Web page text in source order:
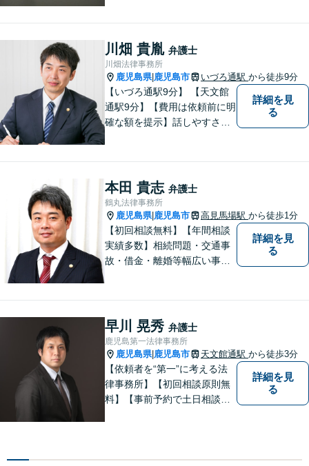
川畑 貴胤 弁護士
川畑法律事務所
鹿児島県| 鹿児島市 いづろ通駅 から徒歩9分
【いづろ通駅9分】 【天文館
通駅9分】【費用は依頼前に明
確な額を提示】話しやすさを
で、お悩みの解決に向けて丁
寧にアドバイスしていきま
す。
詳細を見
る
本田 貴志 弁護士
鶴丸法律事務所
鹿児島県| 鹿児島市 高見馬場駅 から徒歩1分
【初回相談無料】【年間相談
実績多数】相続問題・交通事
故・借金・離婚等幅広い事件
す。困ったらすぐにご相談く
ださい。
詳細を見
る
早川 晃秀 弁護士
鹿児島第一法律事務所
鹿児島県| 鹿児島市 天文館通駅 から徒歩3分
【依頼者を“第一”に考える法
律事務所】【初回相談原則無
料】【事前予約で土日相談
て、確かな経験にもとづき、
詳細を見
る